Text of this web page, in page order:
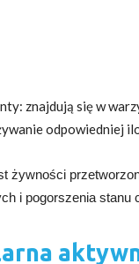
znajdują się w
odpowiedniej
żywności
i pogorszenia stanu